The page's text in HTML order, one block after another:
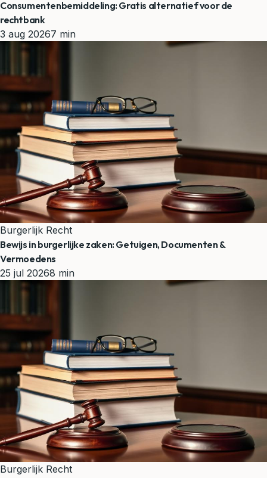
Consumentenbemiddeling: Gratis alternatief voor de
rechtbank
3 aug 20267 min
Burgerlijk Recht
Bewijs in burgerlijke zaken: Getuigen, Documenten &
Vermoedens
25 jul 20268 min
Burgerlijk Recht